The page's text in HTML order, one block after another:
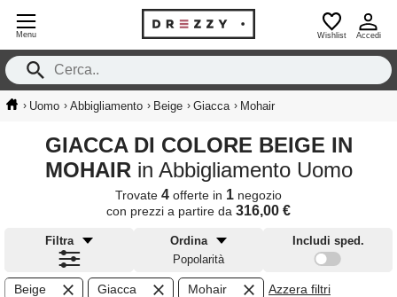
Menu Wishlist Accedi
› Uomo › Abbigliamento › Beige › Giacca › Mohair
GIACCA DI COLORE BEIGE IN
MOHAIR in Abbigliamento Uomo
Trovate 4 offerte in 1 negozio
con prezzi a partire da 316,00 €
Filtra
Ordina
Popolarità
Includi sped.
Beige Giacca Mohair Azzera filtri